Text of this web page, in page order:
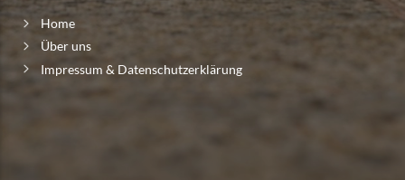
Home
Über uns
Impressum & Datenschutzerklärung